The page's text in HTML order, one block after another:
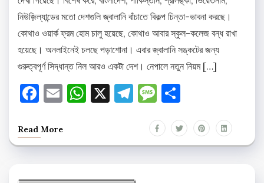
নিউজ়িল্যান্ডের মতো দেশগুলি জ্বালানি বাঁচাতে বিকল্প চিন্তা-ভাবনা করছে।
কোথাও ওয়ার্ক ফ্রম হোম চালু হয়েছে, কোথাও আবার স্কুল-কলেজ বন্ধ রাখা
হয়েছে। অনলাইনেই চলছে পড়াশোনা। এবার জ্বালানি সঙ্কটের জন্য
গুরুত্বপূর্ণ সিদ্ধান্ত নিল আরও একটা দেশ। নেপালে নতুন নিয়ম […]
Facebook
EmailWhatsApp
X Telegram
Message
Read More